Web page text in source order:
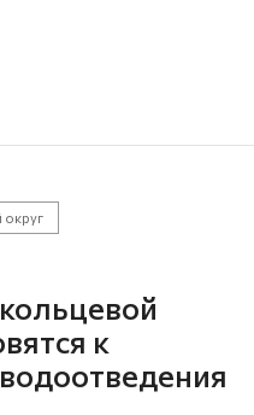
округ
к